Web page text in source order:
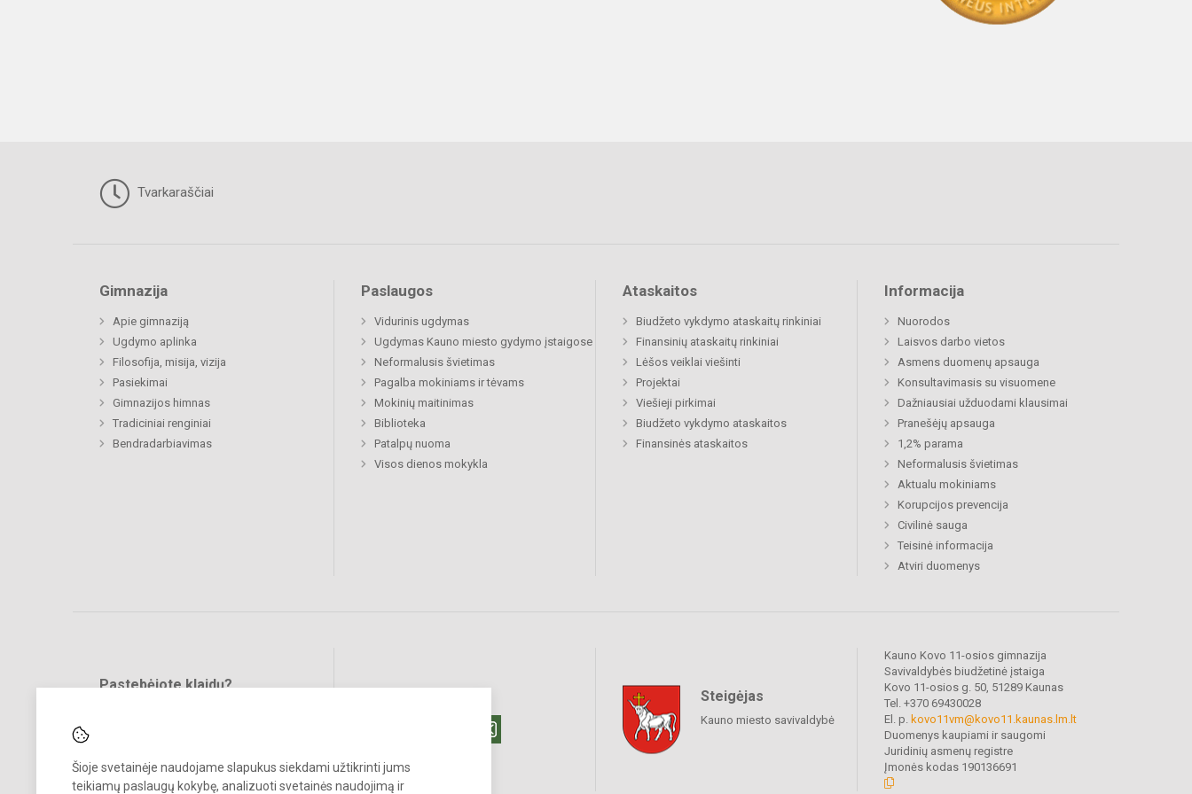
Šioje svetainėje naudojame slapukus siekdami užtikrinti jums
teikiamų paslaugų kokybę, analizuoti svetainės naudojimą ir
Tvarkaraščiai
Gimnazija
Apie gimnaziją
Ugdymo aplinka
Filosofija, misija, vizija
Pasiekimai
Gimnazijos himnas
Tradiciniai renginiai
Bendradarbiavimas
Paslaugos
Vidurinis ugdymas
Ugdymas Kauno miesto gydymo įstaigose
Neformalusis švietimas
Pagalba mokiniams ir tėvams
Mokinių maitinimas
Biblioteka
Patalpų nuoma
Visos dienos mokykla
Ataskaitos
Biudžeto vykdymo ataskaitų rinkiniai
Finansinių ataskaitų rinkiniai
Lėšos veiklai viešinti
Projektai
Viešieji pirkimai
Biudžeto vykdymo ataskaitos
Finansinės ataskaitos
Informacija
Nuorodos
Laisvos darbo vietos
Asmens duomenų apsauga
Konsultavimasis su visuomene
Dažniausiai užduodami klausimai
Pranešėjų apsauga
1,2% parama
Neformalusis švietimas
Aktualu mokiniams
Korupcijos prevencija
Civilinė sauga
Teisinė informacija
Atviri duomenys
Pastebėjote klaidų?
Steigėjas
Kauno miesto savivaldybė
Kauno Kovo 11-osios gimnazija
Savivaldybės biudžetinė įstaiga
Kovo 11-osios g. 50, 51289 Kaunas
Tel. +370 69430028
El. p. kovo11vm@kovo11.kaunas.lm.lt
Duomenys kaupiami ir saugomi
Juridinių asmenų registre
Įmonės kodas 190136691